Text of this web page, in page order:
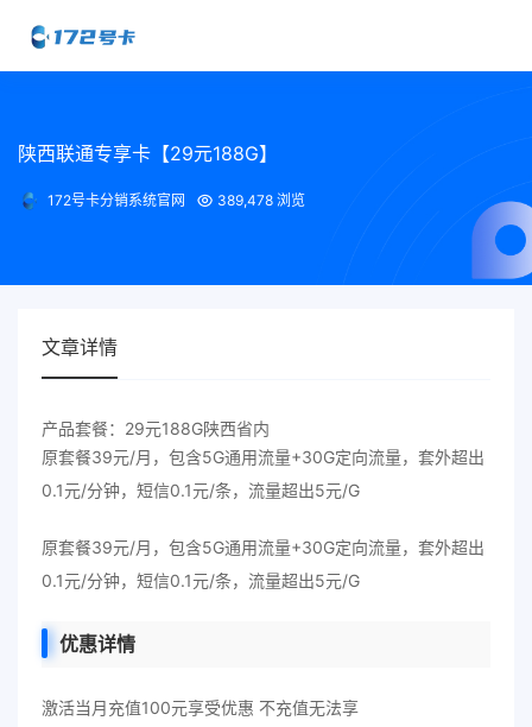
陕西联通专享卡【29元188G】
172号卡分销系统官网 389,478 浏览
文章详情
产品套餐：29元188G陕西省内
原套餐39元/月，包含5G通用流量+30G定向流量，套外超出
0.1元/分钟，短信0.1元/条，流量超出5元/G
原套餐39元/月，包含5G通用流量+30G定向流量，套外超出
0.1元/分钟，短信0.1元/条，流量超出5元/G
优惠详情
激活当月充值100元享受优惠 不充值无法享